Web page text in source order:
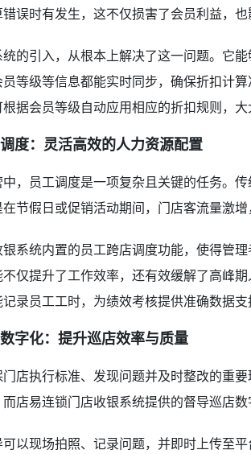
误时有发生，这不仅损害了会员利益，也
的引入，从根本上解决了这一问题。它
等级等信息都能实时同步，确保折扣计
据会员等级自动应用相应的折扣规则，大
度：灵活高效的人力资源配置
，员工调度是一项复杂且关键的任务。
节假日或促销活动期间，门店客流量激增
系统内置的员工跨店调度功能，使得管
仅提升了工作效率，还有效缓解了高峰
录员工工时，为绩效考核提供准确数据支
字化：提升巡店效率与质量
店执行标准、发现问题并及时整改的重
店易连锁门店收银系统提供的督导巡店
以现场拍照、记录问题，并即时上传至